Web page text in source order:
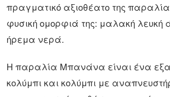
πραγματικό αξιοθέατο της
φυσική ομορφιά της: μαλακή
ήρεμα νερά.
Η παραλία Μπανάνα είναι ένα
κολύμπι και κολύμπι με